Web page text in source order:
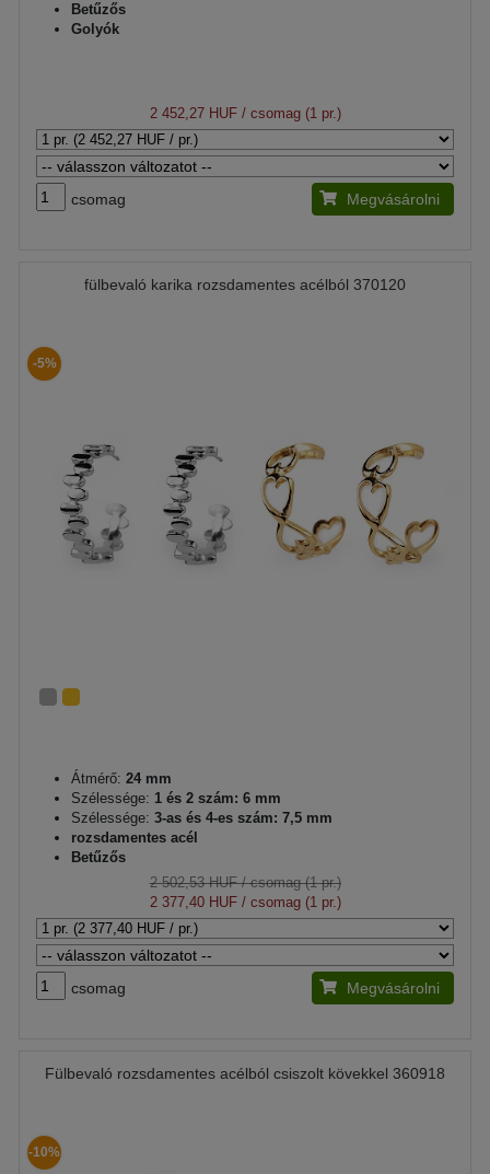
Betűzős
Golyók
2 452,27 HUF/ csomag (1 pr.)
csomag Megvásárolni
fülbevaló karika rozsdamentes acélból 370120
-5%
Átmérő: 24 mm
Szélessége: 1 és 2 szám: 6 mm
Szélessége: 3-as és 4-es szám: 7,5 mm
rozsdamentes acél
Betűzős
2 502,53 HUF/ csomag (1 pr.)
2 377,40 HUF/ csomag (1 pr.)
csomag Megvásárolni
Fülbevaló rozsdamentes acélból csiszolt kövekkel 360918
-10%